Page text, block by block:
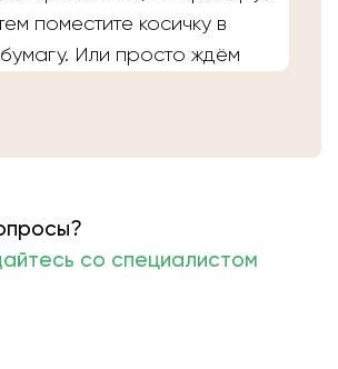
поместите косичку в
Или просто ждём
срез волос и
со специалистом